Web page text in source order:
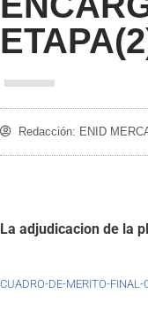
Redacción: ENID
La adjudicacion de la
CUADRO-DE-MERITO-